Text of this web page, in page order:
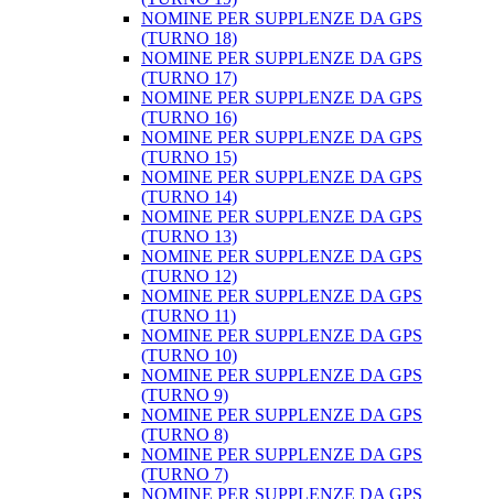
NOMINE PER SUPPLENZE DA GPS
(TURNO 18)
NOMINE PER SUPPLENZE DA GPS
(TURNO 17)
NOMINE PER SUPPLENZE DA GPS
(TURNO 16)
NOMINE PER SUPPLENZE DA GPS
(TURNO 15)
NOMINE PER SUPPLENZE DA GPS
(TURNO 14)
NOMINE PER SUPPLENZE DA GPS
(TURNO 13)
NOMINE PER SUPPLENZE DA GPS
(TURNO 12)
NOMINE PER SUPPLENZE DA GPS
(TURNO 11)
NOMINE PER SUPPLENZE DA GPS
(TURNO 10)
NOMINE PER SUPPLENZE DA GPS
(TURNO 9)
NOMINE PER SUPPLENZE DA GPS
(TURNO 8)
NOMINE PER SUPPLENZE DA GPS
(TURNO 7)
NOMINE PER SUPPLENZE DA GPS